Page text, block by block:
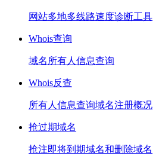
网站多地多线路速度诊断工具
Whois查询
域名所有人信息查询
Whois反查
所有人信息查询域名注册概况
抢过期域名
抢注即将到期域名和删除域名